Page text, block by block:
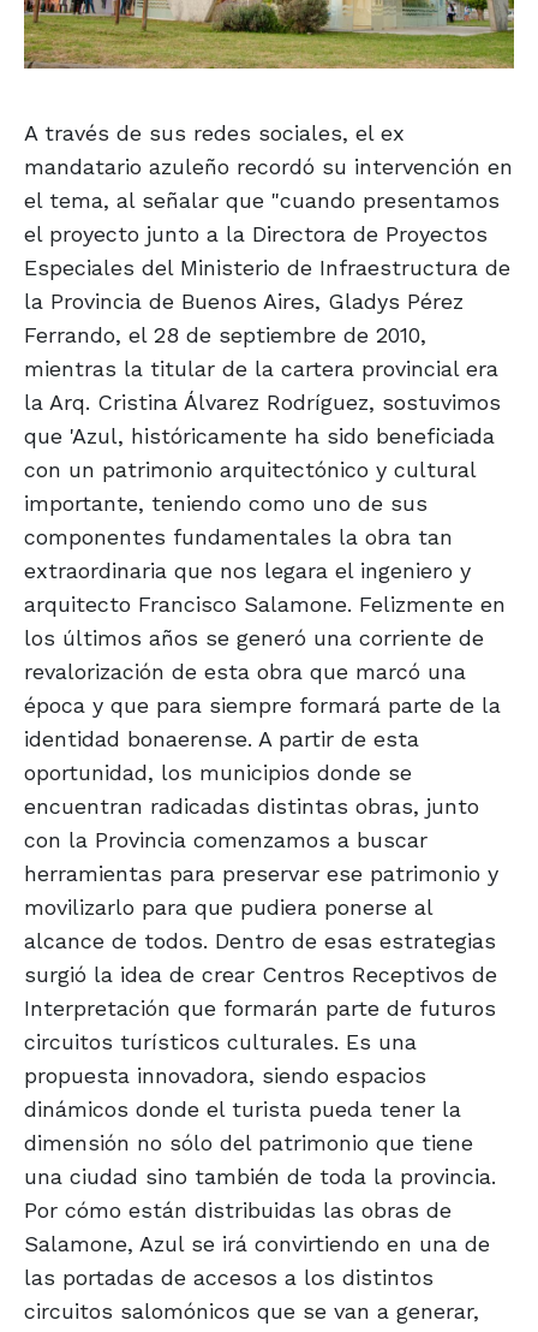
A través de sus redes sociales, el ex
mandatario azuleño recordó su intervención en
el tema, al señalar que "cuando presentamos
el proyecto junto a la Directora de Proyectos
Especiales del Ministerio de Infraestructura de
la Provincia de Buenos Aires, Gladys Pérez
Ferrando, el 28 de septiembre de 2010,
mientras la titular de la cartera provincial era
la Arq. Cristina Álvarez Rodríguez, sostuvimos
que 'Azul, históricamente ha sido beneficiada
con un patrimonio arquitectónico y cultural
importante, teniendo como uno de sus
componentes fundamentales la obra tan
extraordinaria que nos legara el ingeniero y
arquitecto Francisco Salamone. Felizmente en
los últimos años se generó una corriente de
revalorización de esta obra que marcó una
época y que para siempre formará parte de la
identidad bonaerense. A partir de esta
oportunidad, los municipios donde se
encuentran radicadas distintas obras, junto
con la Provincia comenzamos a buscar
herramientas para preservar ese patrimonio y
movilizarlo para que pudiera ponerse al
alcance de todos. Dentro de esas estrategias
surgió la idea de crear Centros Receptivos de
Interpretación que formarán parte de futuros
circuitos turísticos culturales. Es una
propuesta innovadora, siendo espacios
dinámicos donde el turista pueda tener la
dimensión no sólo del patrimonio que tiene
una ciudad sino también de toda la provincia.
Por cómo están distribuidas las obras de
Salamone, Azul se irá convirtiendo en una de
las portadas de accesos a los distintos
circuitos salomónicos que se van a generar,